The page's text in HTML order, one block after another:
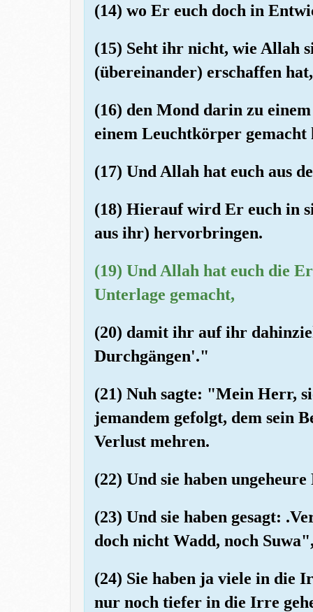
(14) wo Er euch doch in
(15) Seht ihr nicht, wie Allah
(übereinander) erschaffen hat,
(16) den Mond darin zu
einem Leuchtkörper gemacht
(17) Und Allah hat euch aus
(18) Hierauf wird Er euch in
aus ihr) hervorbringen.
(19) Und Allah hat euch die
Unterlage gemacht,
(20) damit ihr auf ihr
Durchgängen'."
(21) Nuh sagte: "Mein Herr,
jemandem gefolgt, dem sein
Verlust mehren.
(22) Und sie haben
(23) Und sie haben gesagt:
doch nicht Wadd, noch
(24) Sie haben ja viele in die
nur noch tiefer in die Irre